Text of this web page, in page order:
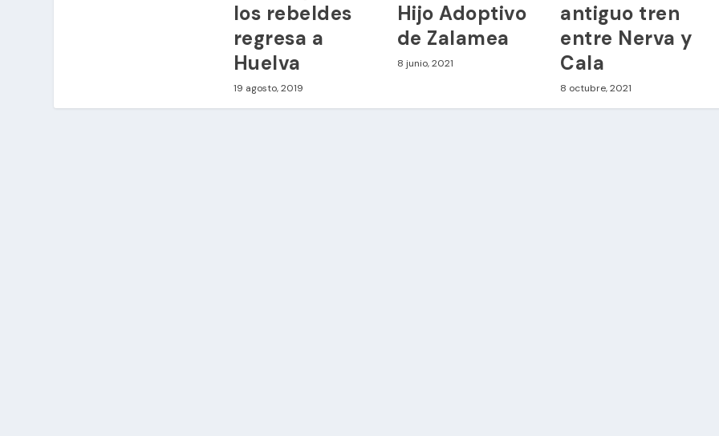
los rebeldes
regresa a
Huelva
19 agosto, 2019
Hijo Adoptivo
de Zalamea
8 junio, 2021
antiguo tren
entre Nerva y
Cala
8 octubre, 2021